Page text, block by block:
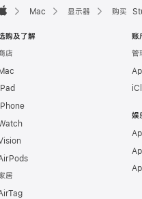
Mac 显示器 购买
购及了解
店
Mac
居
账
管
娱